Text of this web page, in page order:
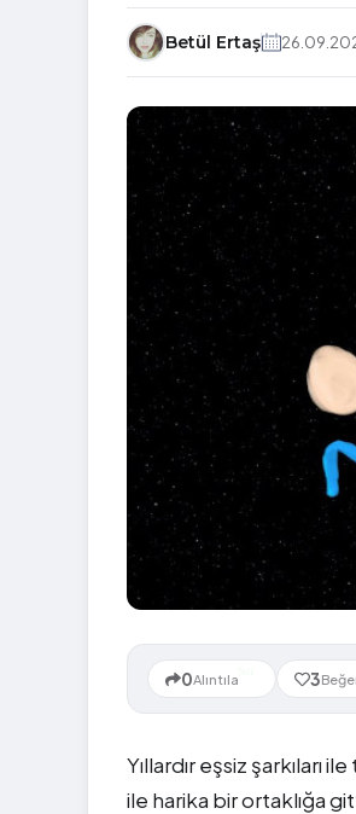
Betül Ertaş
0Alıntıla 3
Yıllardır eşsiz şarkıları
ile harika bir ortaklığa